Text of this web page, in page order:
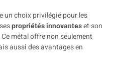
un choix privilégié pour les
propriétés innovanteset son
Ce métal offre non seulement
aussi des avantages en